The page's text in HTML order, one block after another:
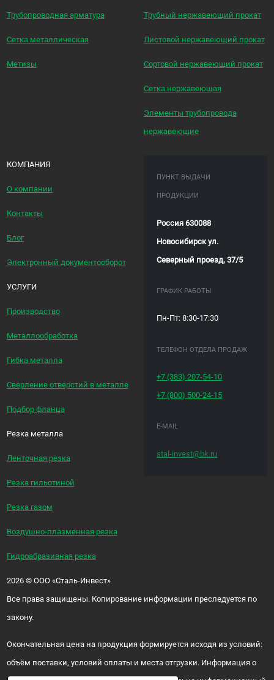
Трубопроводная арматура
Сетка металлическая
Метизы
Трубный нержавеющий прокат
Листовой нержавеющий прокат
Сортовой нержавеющий прокат
Сетка нержавеющая
Элементы трубопровода
нержавеющие
КОМПАНИЯ
О компании
Контакты
Блог
Электронный документооборот
УСЛУГИ
Производство
Металлообработка
Гибка металла
Сверление отверстий в металле
Подбор фланца
Резка металла
Ленточная резка
Резка гильотиной
Резка газом
Воздушно-плазменная резка
Гидроабразивная резка
ПУНКТ ВЫДАЧИ
ПРОДУКЦИИ
Россия 630088
Новосибирск ул.
Северный проезд, 37/5
ГРАФИК РАБОТЫ
Пн-Пт: 8:30-17:30
ТЕЛЕФОН ОТДЕЛА ПРОДАЖ
+7 (383)207-54-10
+7 (800) 500-24-15
E-MAIL
stal-invest@bk.ru
2026 ©ООО «Сталь-Инвест»
Все права защищены. Копирование информации преследуется по
закону.
Окончательная цена на продукция формируется исходя из условий:
объём поставки, условий оплаты и места отгрузки. Информация о